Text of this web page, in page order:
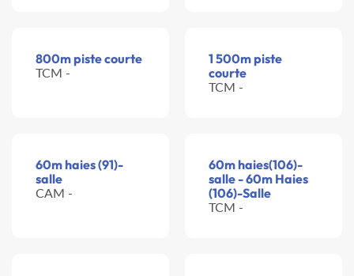
800m piste courte
TCM -
1 500m piste
courte
TCM -
60m haies (91)-
salle
CAM -
60m haies(106)-
salle - 60m Haies
(106)-Salle
TCM -